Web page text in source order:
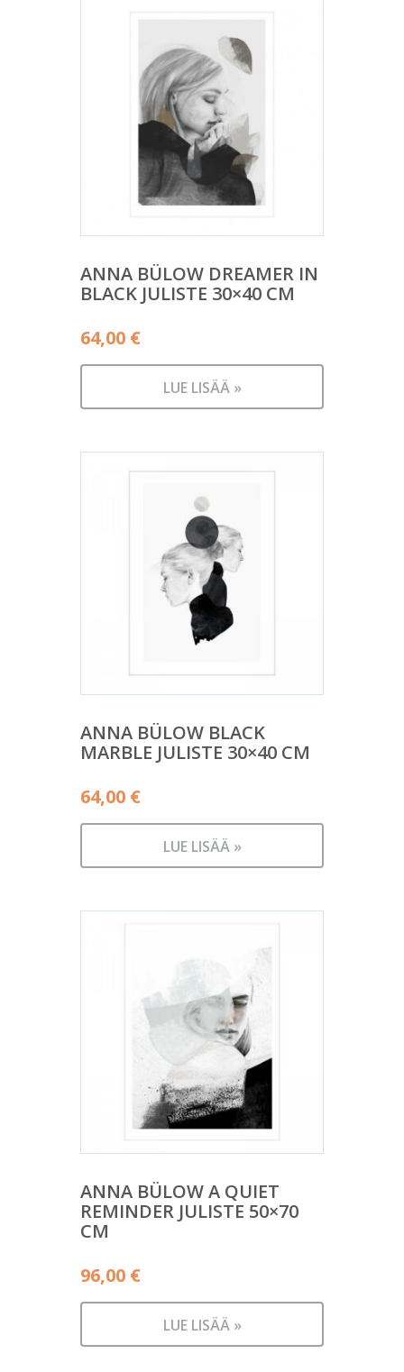
ANNA BÜLOW DREAMER IN
BLACK JULISTE 30×40 CM
64,00 €
LUE LISÄÄ »
ANNA BÜLOW BLACK
MARBLE JULISTE 30×40 CM
64,00 €
LUE LISÄÄ »
ANNA BÜLOW A QUIET
REMINDER JULISTE 50×70
CM
96,00 €
LUE LISÄÄ »